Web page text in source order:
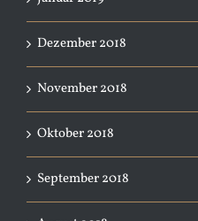
Dezember 2018
November 2018
Oktober 2018
September 2018